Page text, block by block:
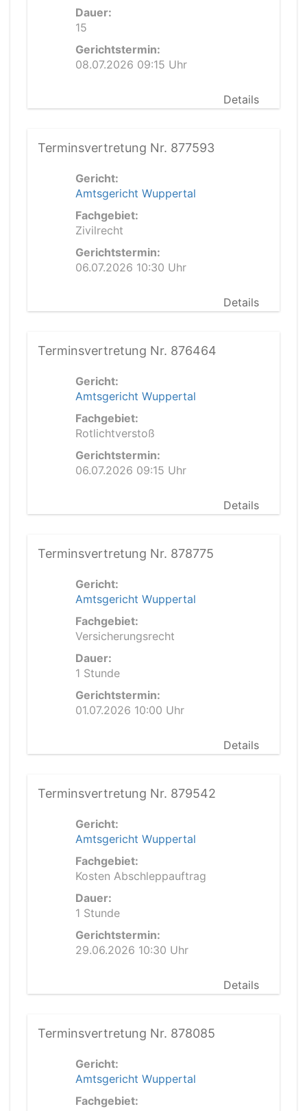
Dauer:
15
Gerichtstermin:
08.07.2026 09:15 Uhr
Details
Terminsvertretung Nr. 877593
Gericht:
Amtsgericht Wuppertal
Fachgebiet:
Zivilrecht
Gerichtstermin:
06.07.2026 10:30 Uhr
Details
Terminsvertretung Nr. 876464
Gericht:
Amtsgericht Wuppertal
Fachgebiet:
Rotlichtverstoß
Gerichtstermin:
06.07.2026 09:15 Uhr
Details
Terminsvertretung Nr. 878775
Gericht:
Amtsgericht Wuppertal
Fachgebiet:
Versicherungsrecht
Dauer:
1 Stunde
Gerichtstermin:
01.07.2026 10:00 Uhr
Details
Terminsvertretung Nr. 879542
Gericht:
Amtsgericht Wuppertal
Fachgebiet:
Kosten Abschleppauftrag
Dauer:
1 Stunde
Gerichtstermin:
29.06.2026 10:30 Uhr
Details
Terminsvertretung Nr. 878085
Gericht:
Amtsgericht Wuppertal
Fachgebiet: